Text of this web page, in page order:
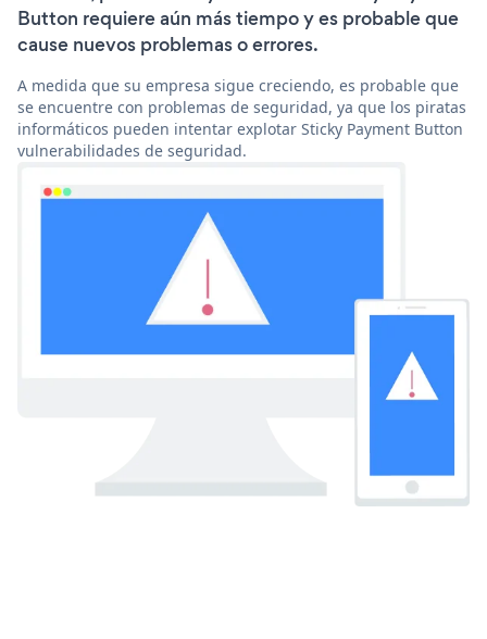
Button requiere aún más tiempo y es probable que
cause nuevos problemas o errores.
A medida que su empresa sigue creciendo, es probable que
se encuentre con problemas de seguridad, ya que los piratas
informáticos pueden intentar explotar Sticky Payment Button
vulnerabilidades de seguridad.